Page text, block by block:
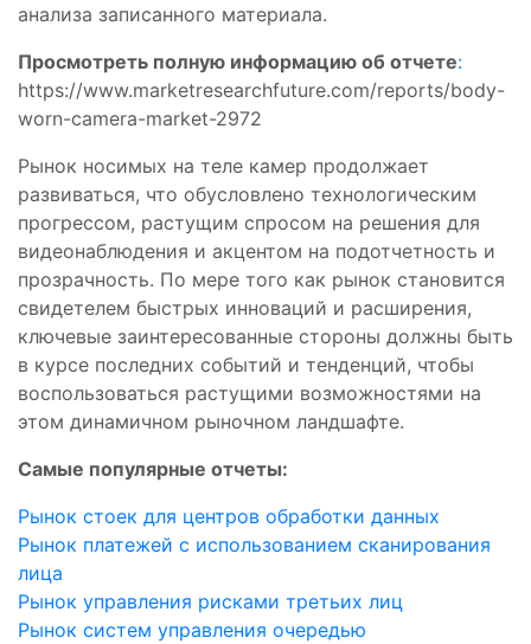
анализа записанного материала.
Просмотреть полную информацию об отчете:
https://www.marketresearchfuture.com/reports/body-
worn-camera-market-2972
Рынок носимых на теле камер продолжает
развиваться, что обусловлено технологическим
прогрессом, растущим спросом на решения для
видеонаблюдения и акцентом на подотчетность и
прозрачность. По мере того как рынок становится
свидетелем быстрых инноваций и расширения,
ключевые заинтересованные стороны должны быть
в курсе последних событий и тенденций, чтобы
воспользоваться растущими возможностями на
этом динамичном рыночном ландшафте.
Самые популярные отчеты:
Рынок стоек для центров обработки данных
Рынок платежей с использованием сканирования
лица
Рынок управления рисками третьих лиц
Рынок систем управления очередью